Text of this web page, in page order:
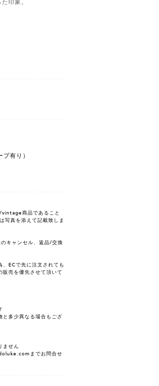
印象。
有り）
vintage商品であること
写真を添えて記載致しま
キャンセル、返品/交換
ECで先に注文されても
販売を優先させて頂いて
と多少異なる場合もござ
ません
までお問合せ